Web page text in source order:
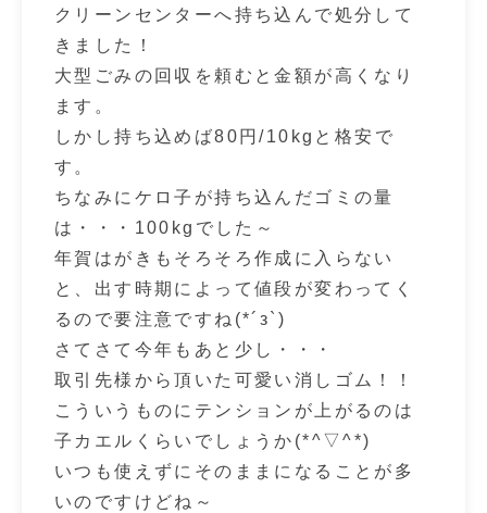
クリーンセンターへ持ち込んで処分して
きました！
大型ごみの回収を頼むと金額が高くなり
ます。
しかし持ち込めば80円/10kgと格安で
す。
ちなみにケロ子が持ち込んだゴミの量
は・・・100kgでした～
年賀はがきもそろそろ作成に入らない
と、出す時期によって値段が変わってく
るので要注意ですね(*´з`)
さてさて今年もあと少し・・・
取引先様から頂いた可愛い消しゴム！！
こういうものにテンションが上がるのは
子カエルくらいでしょうか(*^▽^*)
いつも使えずにそのままになることが多
いのですけどね～